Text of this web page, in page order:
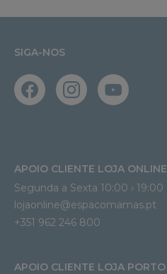
SIGA-NOS
APOIO CLIENTE LOJA ONLINE
Segunda a Sexta 10:00 › 19:00
lojaonline@espacomamas.pt
+351 962 246 800
APOIO CLIENTE LOJA PORTO